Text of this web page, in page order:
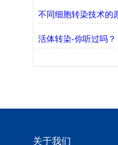
不同细胞转染技术的
活体转染-你听过吗？
关于我们